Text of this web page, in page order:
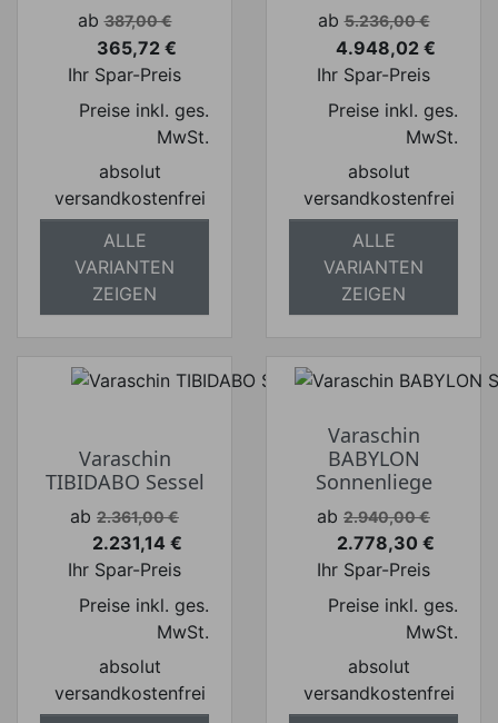
Verkaufspreis
ab 387,00 €
Preis
365,72 €
Ihr Spar-Preis
Preise inkl. ges.
MwSt.
absolut
versandkostenfrei
ALLE
VARIANTEN
ZEIGEN
Verkaufspreis
ab 5.236,00 €
Preis
4.948,02 €
Ihr Spar-Preis
Preise inkl. ges.
MwSt.
absolut
versandkostenfrei
ALLE
VARIANTEN
ZEIGEN
Varaschin
TIBIDABO Sessel
Verkaufspreis
ab 2.361,00 €
Preis
2.231,14 €
Ihr Spar-Preis
Preise inkl. ges.
MwSt.
absolut
versandkostenfrei
Varaschin
BABYLON
Sonnenliege
Verkaufspreis
ab 2.940,00 €
Preis
2.778,30 €
Ihr Spar-Preis
Preise inkl. ges.
MwSt.
absolut
versandkostenfrei